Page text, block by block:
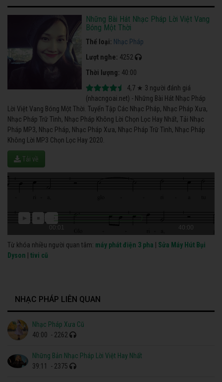
Những Bài Hát Nhạc Pháp Lời Việt Vang
Bóng Một Thời
Thể loại: Nhạc Pháp
Lượt nghe: 4252
Thời lượng: 40:00
4,7 ★ 3 người đánh giá
(nhacngoai.net) - Những Bài Hát Nhạc Pháp
Lời Việt Vang Bóng Một Thời. Tuyển Tập Các Nhạc Pháp, Nhạc Pháp Xưa,
Nhạc Pháp Trữ Tình, Nhạc Pháp Không Lời Chọn Lọc Hay Nhất, Tải Nhạc
Pháp MP3, Nhạc Pháp, Nhạc Pháp Xưa, Nhạc Pháp Trữ Tình, Nhạc Pháp
Không Lời MP3 Chọn Lọc Hay 2020.
Tải về
00:01 40:00
Từ khóa nhiều người quan tâm: máy phát điện 3 pha
Sửa Máy Hút Bụi
Dyson
tivi cũ
NHẠC PHÁP LIÊN QUAN
Nhạc Pháp Xưa Cũ
40:00 - 2262
Những Bản Nhạc Pháp Lời Việt Hay Nhất
39:11
- 2375